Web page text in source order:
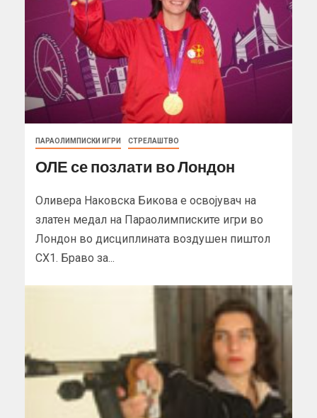
ПАРАОЛИМПИСКИ ИГРИ СТРЕЛАШТВО
ОЛЕ се позлати во Лондон
Оливера Наковска Бикова е освојувач на
златен медал на Параолимписките игри во
Лондон во дисциплината воздушен пиштол
СХ1. Браво за...